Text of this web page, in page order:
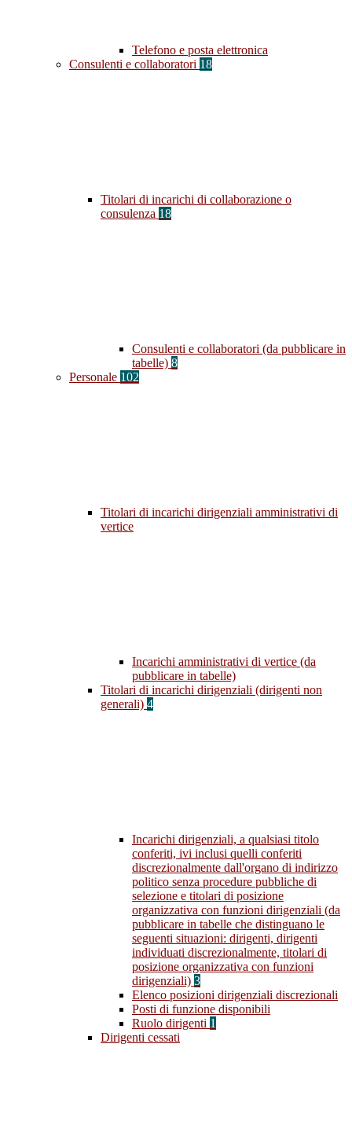
Telefono e posta elettronica
Consulenti e collaboratori 18
Titolari di incarichi di collaborazione o
consulenza 18
Consulenti e collaboratori (da pubblicare in
tabelle) 8
Personale 102
Titolari di incarichi dirigenziali amministrativi di
vertice
Incarichi amministrativi di vertice (da
pubblicare in tabelle)
Titolari di incarichi dirigenziali (dirigenti non
generali) 4
Incarichi dirigenziali, a qualsiasi titolo
conferiti, ivi inclusi quelli conferiti
discrezionalmente dall'organo di indirizzo
politico senza procedure pubbliche di
selezione e titolari di posizione
organizzativa con funzioni dirigenziali (da
pubblicare in tabelle che distinguano le
seguenti situazioni: dirigenti, dirigenti
individuati discrezionalmente, titolari di
posizione organizzativa con funzioni
dirigenziali) 3
Elenco posizioni dirigenziali discrezionali
Posti di funzione disponibili
Ruolo dirigenti 1
Dirigenti cessati